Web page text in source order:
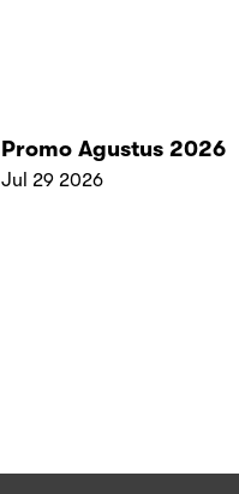
Promo Agustus 2026
Jul 29 2026